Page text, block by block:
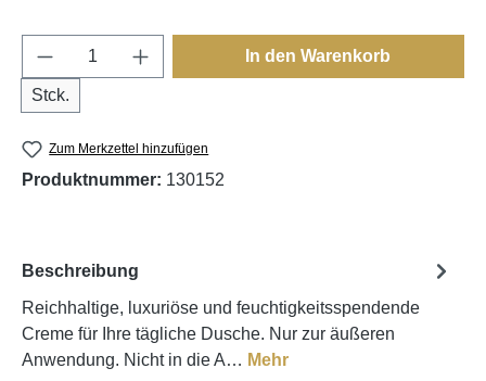
Produkt Anzahl: Gib den gewünschten
Stck.
In den Warenkorb
Zum Merkzettel hinzufügen
Produktnummer: 130152
Beschreibung
Reichhaltige, luxuriöse und feuchtigkeitsspendende
Creme für Ihre tägliche Dusche. Nur zur äußeren
Anwendung. Nicht in die A… Mehr